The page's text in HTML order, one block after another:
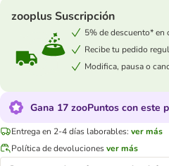
zooplus Suscripción
5% de descuento* en
Recibe tu pedido
Modifica, pausa o
Gana 17 zooPuntos con este
Entrega en 2-4 días laborables: ver más
Política de devolucionesver más